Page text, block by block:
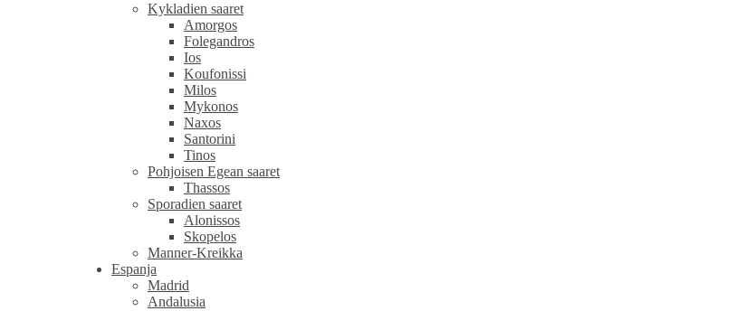
Kykladien saaret
Amorgos
Folegandros
Ios
Koufonissi
Milos
Mykonos
Naxos
Santorini
Tinos
Pohjoisen Egean saaret
Thassos
Sporadien saaret
Alonissos
Skopelos
Manner-Kreikka
Espanja
Madrid
Andalusia